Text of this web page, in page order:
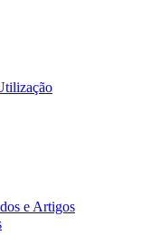
e Artigos